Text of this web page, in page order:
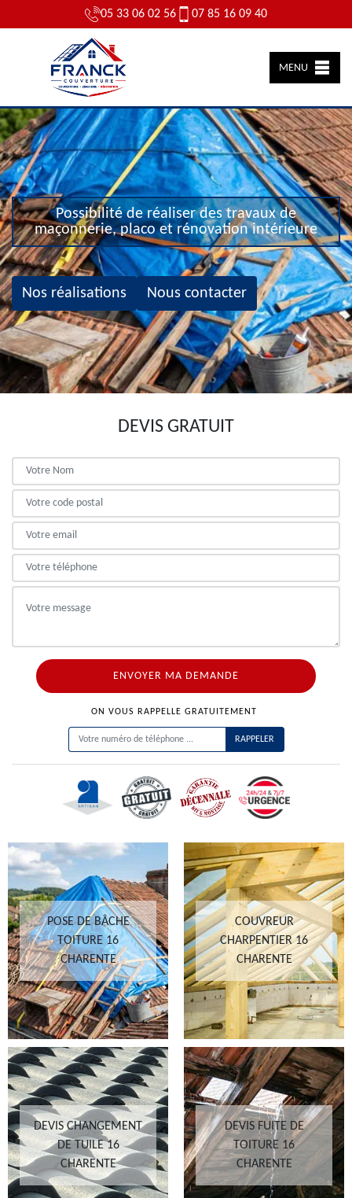
05 33 06 02 56 07 85 16 09 40
MENU
Possibilité de réaliser des travaux de
maçonnerie, placo et rénovation intérieure
Nos réalisations Nous contacter
DEVIS GRATUIT
ON VOUS RAPPELLE GRATUITEMENT
POSE DE BÂCHE
TOITURE 16
CHARENTE
COUVREUR
CHARPENTIER 16
CHARENTE
DEVIS CHANGEMENT
DE TUILE 16
CHARENTE
DEVIS FUITE DE
TOITURE 16
CHARENTE